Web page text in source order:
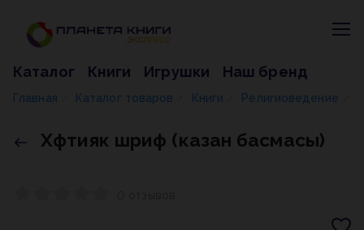
Каталог Книги Игрушки Наш бренд
Главная Каталог товаров Книги Религиоведение
Хәфтияк шәриф (казан басмасы)